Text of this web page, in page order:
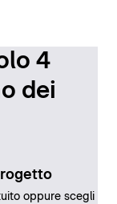
4
dei
oppure scegli